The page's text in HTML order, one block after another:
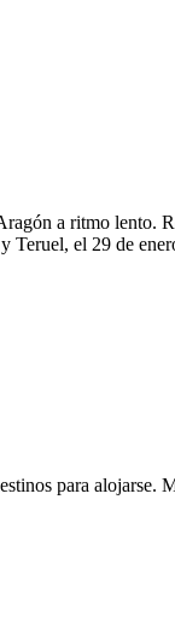
a ritmo lento.
Teruel, el 29 de
para alojarse.